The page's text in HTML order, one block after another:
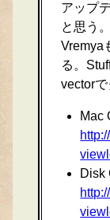
アップ
と思う
Vremya
る。
vectorで
Mac
Disk